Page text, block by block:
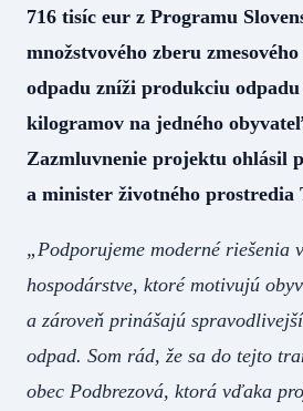
716 tisíc eur z Programu
množstvového zberu
odpadu zníži produkciu odpadu
kilogramov na jedného
Zazmluvnenie projektu ohlásil
a minister životného prostredia
„Podporujeme moderné riešenia
hospodárstve, ktoré motivujú
a zároveň prinášajú
odpad. Som rád, že sa do tejto
obec Podbrezová, ktorá vďaka